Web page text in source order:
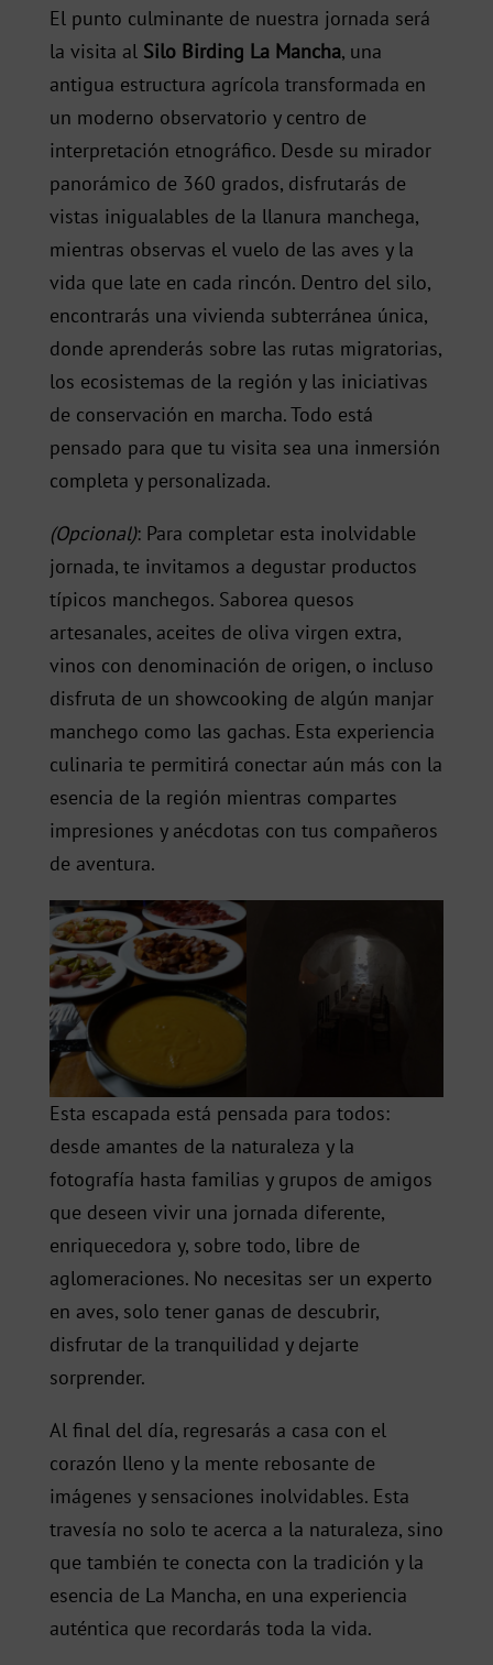
El punto culminante de nuestra jornada será
la visita al Silo Birding La Mancha, una
antigua estructura agrícola transformada en
un moderno observatorio y centro de
interpretación etnográfico. Desde su mirador
panorámico de 360 grados, disfrutarás de
vistas inigualables de la llanura manchega,
mientras observas el vuelo de las aves y la
vida que late en cada rincón. Dentro del silo,
encontrarás una vivienda subterránea única,
donde aprenderás sobre las rutas migratorias,
los ecosistemas de la región y las iniciativas
de conservación en marcha. Todo está
pensado para que tu visita sea una inmersión
completa y personalizada.
(Opcional): Para completar esta inolvidable
jornada, te invitamos a degustar productos
típicos manchegos. Saborea quesos
artesanales, aceites de oliva virgen extra,
vinos con denominación de origen, o incluso
disfruta de un showcooking de algún manjar
manchego como las gachas. Esta experiencia
culinaria te permitirá conectar aún más con la
esencia de la región mientras compartes
impresiones y anécdotas con tus compañeros
de aventura.
Esta escapada está pensada para todos:
desde amantes de la naturaleza y la
fotografía hasta familias y grupos de amigos
que deseen vivir una jornada diferente,
enriquecedora y, sobre todo, libre de
aglomeraciones. No necesitas ser un experto
en aves, solo tener ganas de descubrir,
disfrutar de la tranquilidad y dejarte
sorprender.
Al final del día, regresarás a casa con el
corazón lleno y la mente rebosante de
imágenes y sensaciones inolvidables. Esta
travesía no solo te acerca a la naturaleza, sino
que también te conecta con la tradición y la
esencia de La Mancha, en una experiencia
auténtica que recordarás toda la vida.